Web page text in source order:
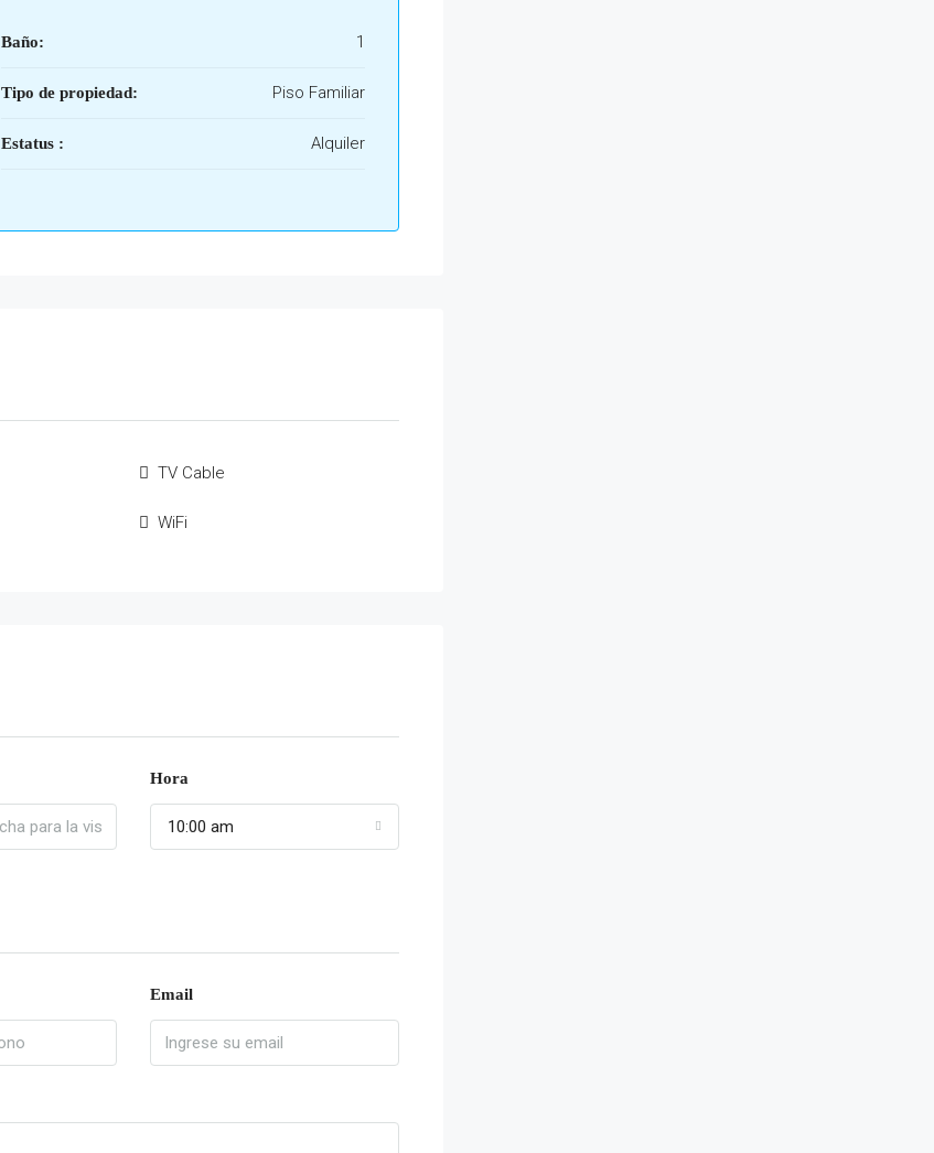
Baño: 1
Tipo de propiedad: Piso Familiar
Estatus : Alquiler
TV Cable
WiFi
Hora
10:00 am
Email